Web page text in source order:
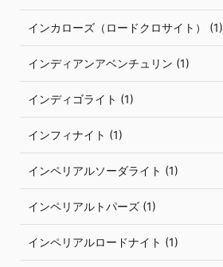
インカローズ（ロードクロサイト） (1)
インディアンアベンチュリン (1)
インディゴライト (1)
インフィナイト (1)
インペリアルソーダライト (1)
インペリアルトパーズ (1)
インペリアルロードナイト (1)